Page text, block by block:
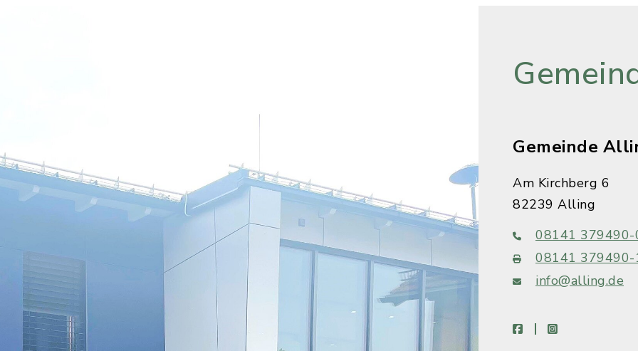
Gemeinde
Am Kirchberg 6
82239 Alling
08141 379490-
08141
info@alling.de
facebookinstagram